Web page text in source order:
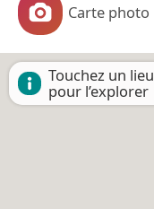
Carte photo
Touchez un lieu
pour l’explorer